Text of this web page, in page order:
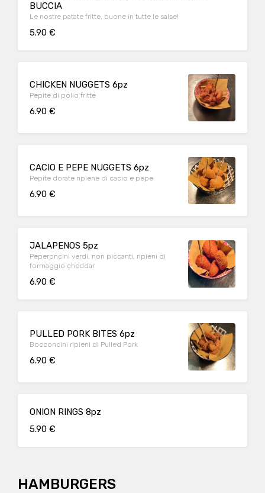
BUCCIA
Le nostre patate fritte, buone in tutte le salse!
5.90 €
CHICKEN NUGGETS 6pz
Pepite di pollo fritte
6.90 €
CACIO E PEPE NUGGETS 6pz
Pepite dorate ripiene di cacio e pepe
6.90 €
JALAPENOS 5pz
Peperoncini verdi, non piccanti, ripieni di
formaggio cheddar
6.90 €
PULLED PORK BITES 6pz
Bocconcini ripieni di Pulled Pork
6.90 €
ONION RINGS 8pz
5.90 €
HAMBURGERS